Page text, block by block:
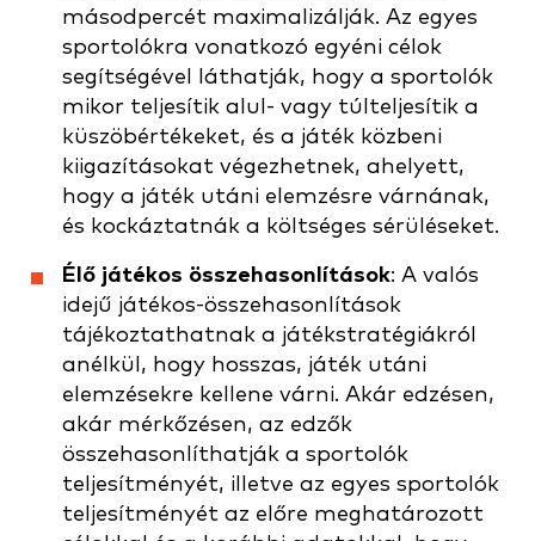
másodpercét maximalizálják. Az egyes
sportolókra vonatkozó egyéni célok
segítségével láthatják, hogy a sportolók
mikor teljesítik alul- vagy túlteljesítik a
küszöbértékeket, és a játék közbeni
kiigazításokat végezhetnek, ahelyett,
hogy a játék utáni elemzésre várnának,
és kockáztatnák a költséges sérüléseket.
Élő játékos összehasonlítások: A valós
idejű játékos-összehasonlítások
tájékoztathatnak a játékstratégiákról
anélkül, hogy hosszas, játék utáni
elemzésekre kellene várni. Akár edzésen,
akár mérkőzésen, az edzők
összehasonlíthatják a sportolók
teljesítményét, illetve az egyes sportolók
teljesítményét az előre meghatározott